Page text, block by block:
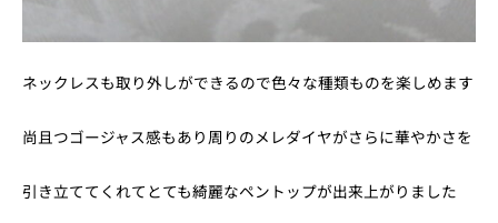
ネックレスも取り外しができるので色々な種類ものを楽しめます
尚且つゴージャス感もあり周りのメレダイヤがさらに華やかさを
引き立ててくれてとても綺麗なペントップが出来上がりました